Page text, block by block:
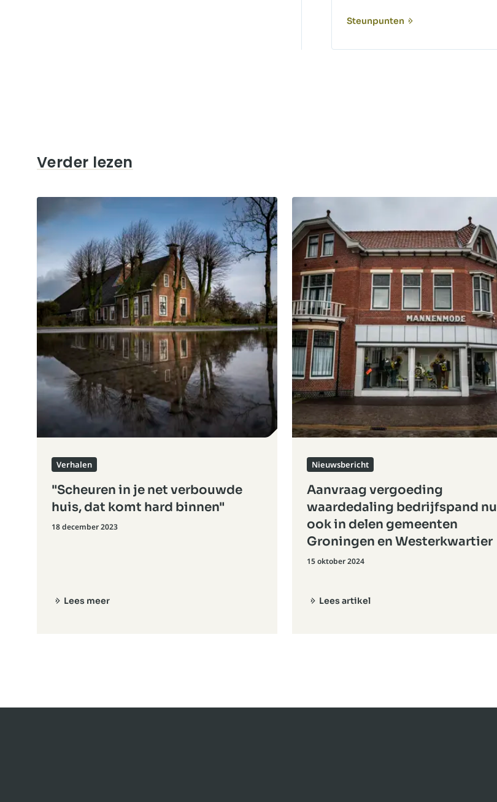
Steunpunten
Verder lezen
"Scheuren in je net verbouwde
huis, dat komt hard binnen"
Verhalen
18 december 2023
Lees meer
Aanvraag vergoeding
waardedaling bedrijfspand nu
ook in delen gemeenten
Groningen en Westerkwartier
Nieuwsbericht
15 oktober 2024
Lees artikel